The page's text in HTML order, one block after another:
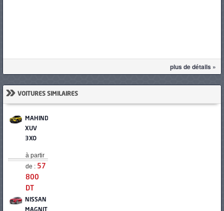
plus de détails »
» VOITURES SIMILAIRES
MAHINDRA
XUV
3XO
à partir
de : 57
800
DT
NISSAN